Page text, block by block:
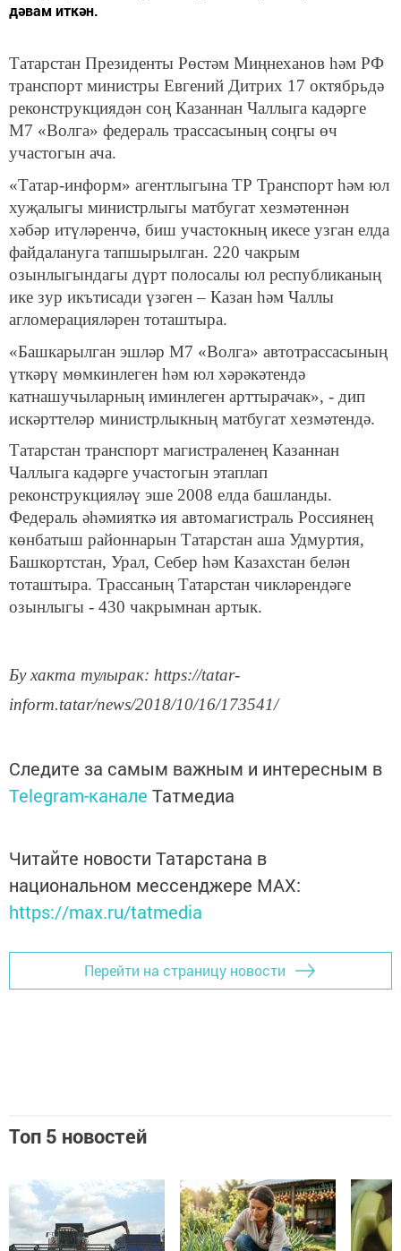
дәвам иткән.
Татарстан Президенты Рөстәм Миңнеханов һәм РФ
транспорт министры Евгений Дитрих 17 октябрьдә
реконструкциядән соң Казаннан Чаллыга кадәрге
М7 «Волга» федераль трассасының соңгы өч
участогын ача.
«Татар-информ» агентлыгына ТР Транспорт һәм юл
хуҗалыгы министрлыгы матбугат хезмәтеннән
хәбәр итүләренчә, биш участокның икесе узган елда
файдалануга тапшырылган. 220 чакрым
озынлыгындагы дүрт полосалы юл республиканың
ике зур икътисади үзәген – Казан һәм Чаллы
агломерацияләрен тоташтыра.
«Башкарылган эшләр М7 «Волга» автотрассасының
үткәрү мөмкинлеген һәм юл хәрәкәтендә
катнашучыларның иминлеген арттырачак», - дип
искәрттеләр министрлыкның матбугат хезмәтендә.
Татарстан транспорт магистраленең Казаннан
Чаллыга кадәрге участогын этаплап
реконструкцияләү эше 2008 елда башланды.
Федераль әһәмияткә ия автомагистраль Россиянең
көнбатыш районнарын Татарстан аша Удмуртия,
Башкортстан, Урал, Себер һәм Казахстан белән
тоташтыра. Трассаның Татарстан чикләрендәге
озынлыгы - 430 чакрымнан артык.
Бу хакта тулырак: https://tatar-
inform.tatar/news/2018/10/16/173541/
Следите за самым важным и интересным в
Telegram-канале Татмедиа
Читайте новости Татарстана в
национальном мессенджере MАХ:
https://max.ru/tatmedia
Перейти на страницу новости
Топ 5 новостей